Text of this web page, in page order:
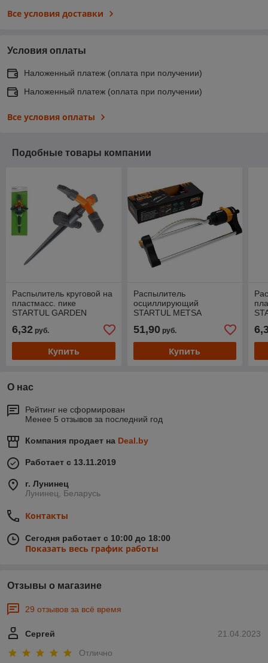
Все условия доставки
Условия оплаты
Наложенный платеж (оплата при получении)
Наложенный платеж (оплата при получении)
Все условия оплаты
Подобные товары компании
Распылитель круговой на
пластмасс. пике
STARTUL GARDEN
6,32 руб.
Купить
Распылитель
осциллирующий
STARTUL METSA
51,90руб.
Купить
О нас
Рейтинг не сформирован
Менее 5 отзывов за последний год
Компания продает на Deal.by
Работает с 13.11.2019
г. Лунинец
Лунинец, Беларусь
Контакты
Сегодня работает с 10:00 до 18:00
Показать весь график работы
Отзывы о магазине
29 отзывов за всё время
21.04.2023
Сергей
Отлично